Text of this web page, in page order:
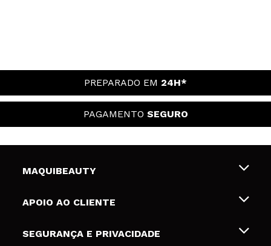
PREPARADO EM 24H*
PAGAMENTO SEGURO
MAQUIBEAUTY
Sobre nós
Gift Cards
APOIO AO CLIENTE
Envios e Devoluções
SEGURANÇA E PRIVACIDADE